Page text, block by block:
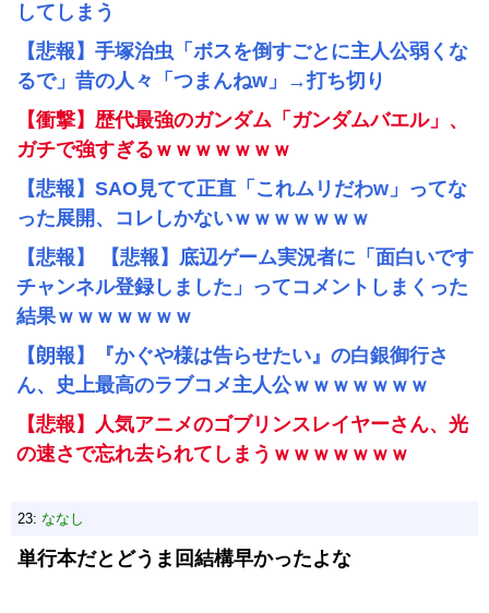
してしまう
【悲報】手塚治虫「ボスを倒すごとに主人公弱くな
るで」昔の人々「つまんねw」→打ち切り
【衝撃】歴代最強のガンダム「ガンダムバエル」、
ガチで強すぎるｗｗｗｗｗｗｗ
【悲報】SAO見てて正直「これムリだわw」ってな
った展開、コレしかないｗｗｗｗｗｗｗ
【悲報】 【悲報】底辺ゲーム実況者に「面白いです
チャンネル登録しました」ってコメントしまくった
結果ｗｗｗｗｗｗｗ
【朗報】『かぐや様は告らせたい』の白銀御行さ
ん、史上最高のラブコメ主人公ｗｗｗｗｗｗｗ
【悲報】人気アニメのゴブリンスレイヤーさん、光
の速さで忘れ去られてしまうｗｗｗｗｗｗｗ
23: ななし
単行本だとどうま回結構早かったよな